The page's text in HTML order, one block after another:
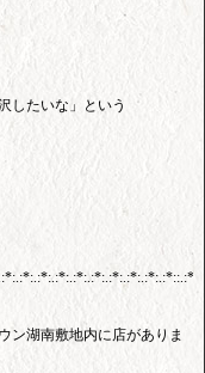
したいな」という
ン湖南敷地内に店がありま